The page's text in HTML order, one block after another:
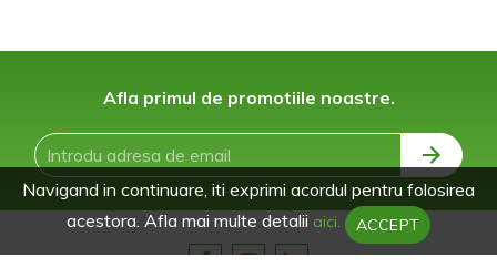
Afla primul de promotiile noastre.
Navigand in continuare, iti exprimi acordul pentru folosirea
acestora. Afla mai multe detalii aici. ACCEPT